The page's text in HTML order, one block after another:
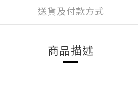
送貨及付款方式
商品描述